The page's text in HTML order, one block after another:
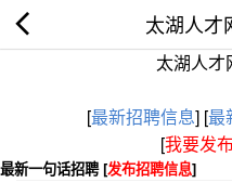
太湖人才
太湖人才
[最新招聘信息] [最
[我要发
最新一句话招聘 [发布招聘信息]